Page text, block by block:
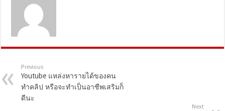
Previous
Youtube แหล่งหารายได้ของคน
ทำคลิป หรือจะทำเป็นอาชีพเสริมก็
ดีนะ
Next